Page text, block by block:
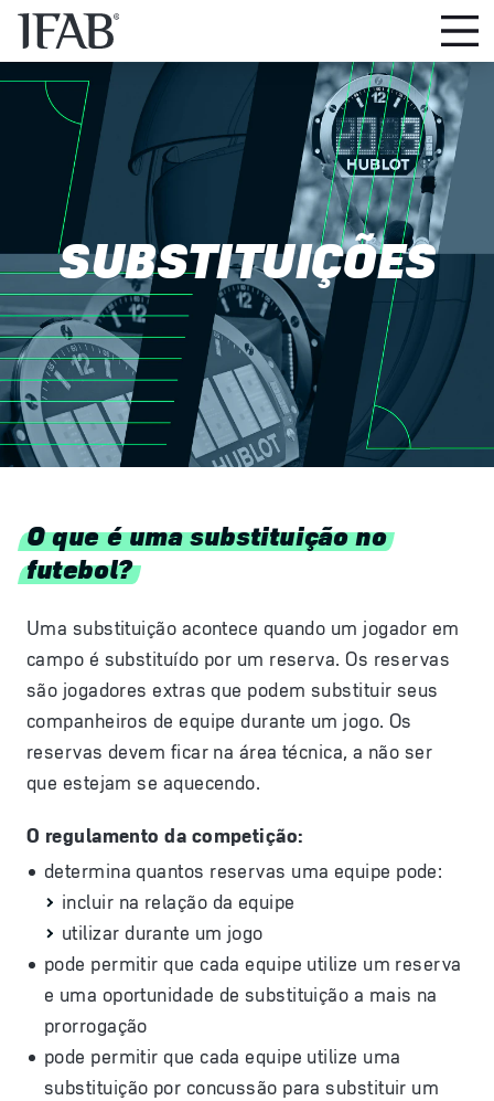
SUBSTITUIÇÕES
O que é uma substituição no
futebol?
Uma substituição acontece quando um jogador em
campo é substituído por um reserva. Os reservas
são jogadores extras que podem substituir seus
companheiros de equipe durante um jogo. Os
reservas devem ficar na área técnica, a não ser
que estejam se aquecendo.
O regulamento da competição:
determina quantos reservas uma equipe pode:
incluir na relação da equipe
utilizar durante um jogo
pode permitir que cada equipe utilize um reserva
e uma oportunidade de substituição a mais na
prorrogação
pode permitir que cada equipe utilize uma
substituição por concussão para substituir um